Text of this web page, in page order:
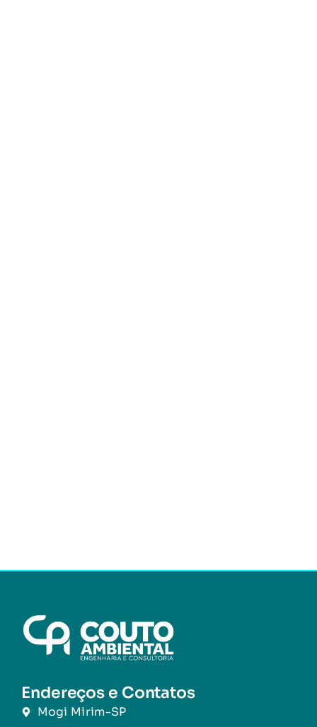
Endereços e Contatos
Mogi Mirim-SP